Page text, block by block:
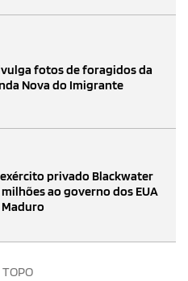
fotos de foragidos da
Nova do Imigrante
privado Blackwater
milhões ao governo dos EUA
TOPO